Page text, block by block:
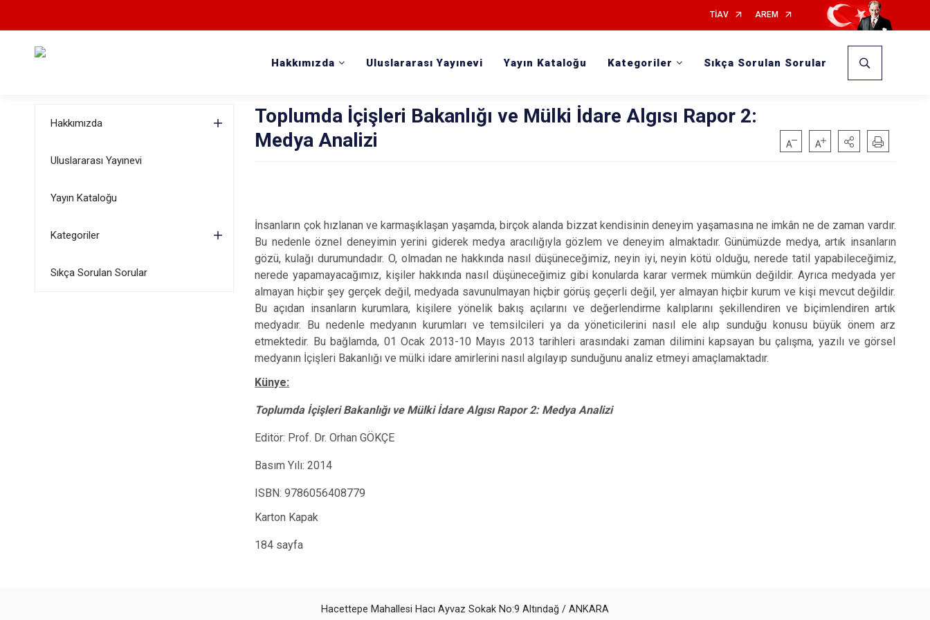
TİAV AREM
Hakkımızda Uluslararası Yayınevi Yayın Kataloğu Kategoriler Sıkça Sorulan Sorular
Hakkımızda
Uluslararası Yayınevi
Yayın Kataloğu
Kategoriler
Sıkça Sorulan Sorular
Toplumda İçişleri Bakanlığı ve Mülki İdare Algısı Rapor 2:
Medya Analizi
İnsanların çok hızlanan ve karmaşıklaşan yaşamda, birçok alanda bizzat kendisinin deneyim yaşamasına ne imkân ne de zaman vardır.
Bu nedenle öznel deneyimin yerini giderek medya aracılığıyla gözlem ve deneyim almaktadır. Günümüzde medya, artık insanların
gözü, kulağı durumundadır. O, olmadan ne hakkında nasıl düşüneceğimiz, neyin iyi, neyin kötü olduğu, nerede tatil yapabileceğimiz,
nerede yapamayacağımız, kişiler hakkında nasıl düşüneceğimiz gibi konularda karar vermek mümkün değildir. Ayrıca medyada yer
almayan hiçbir şey gerçek değil, medyada savunulmayan hiçbir görüş geçerli değil, yer almayan hiçbir kurum ve kişi mevcut değildir.
Bu açıdan insanların kurumlara, kişilere yönelik bakış açılarını ve değerlendirme kalıplarını şekillendiren ve biçimlendiren artık
medyadır. Bu nedenle medyanın kurumları ve temsilcileri ya da yöneticilerini nasıl ele alıp sunduğu konusu büyük önem arz
etmektedir. Bu bağlamda, 01 Ocak 2013-10 Mayıs 2013 tarihleri arasındaki zaman dilimini kapsayan bu çalışma, yazılı ve görsel
medyanın İçişleri Bakanlığı ve mülki idare amirlerini nasıl algılayıp sunduğunu analiz etmeyi amaçlamaktadır.
Künye:
Toplumda İçişleri Bakanlığı ve Mülki İdare Algısı Rapor 2: Medya Analizi
Editör: Prof. Dr. Orhan GÖKÇE
Basım Yılı: 2014
ISBN:9786056408779
Karton Kapak
184 sayfa
Hacettepe Mahallesi Hacı Ayvaz Sokak No:9 Altındağ / ANKARA